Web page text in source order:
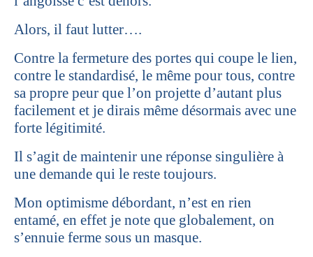
Alors, il faut lutter….
Contre la fermeture des portes qui coupe le lien,
contre le standardisé, le même pour tous, contre
sa propre peur que l’on projette d’autant plus
facilement et je dirais même désormais avec une
forte légitimité.
Il s’agit de maintenir une réponse singulière à
une demande qui le reste toujours.
Mon optimisme débordant, n’est en rien
entamé, en effet je note que globalement, on
s’ennuie ferme sous un masque.